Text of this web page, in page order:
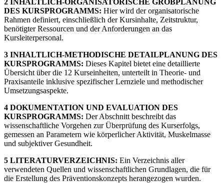
2 INHALTLICH-ORGANISATORISCHE GROBPLANUNG
DES KURSPROGRAMMS: Hier wird der organisatorische
Rahmen definiert, einschließlich der Kursinhalte, Zeitstruktur,
benötigter Ressourcen und der Anforderungen an das
Kursleiterpersonal.
3 INHALTLICH-METHODISCHE DETAILPLANUNG DES
KURSPROGRAMMS: Dieses Kapitel bietet eine detaillierte
Übersicht über die 12 Kurseinheiten, unterteilt in Theorie- und
Praxisanteile inklusive spezifischer Lernziele und methodischer
Umsetzungsaspekte.
4 DOKUMENTATION UND EVALUATION DES
KURSPROGRAMMS: Der Abschnitt beschreibt das
wissenschaftliche Vorgehen zur Überprüfung des Kurserfolgs,
gemessen an Parametern wie körperlicher Aktivität, Muskelmasse
und subjektiver Gesundheit.
5 LITERATURVERZEICHNIS: Ein Verzeichnis aller
verwendeten Quellen und wissenschaftlichen Grundlagen, die für
die Erstellung des Präventionskonzepts herangezogen wurden.